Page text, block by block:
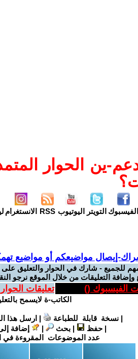
ين الحوار
الفيسبوك التويتر اليوتيوب RSS الانستغرام
إيصال مواضيعكم أو مواضيع
للجميع - شارك في الحوار والتعليق
وإضافة التعليقات من خلال الموقع نرجو
الفيسبوك () تعليقات
الكاتب-ة لايسمح
|نسخة قابلة للطباعة | ارسل هذا
|حفظ |بحث | إضافة
عدد الموضوعات المقروءة في